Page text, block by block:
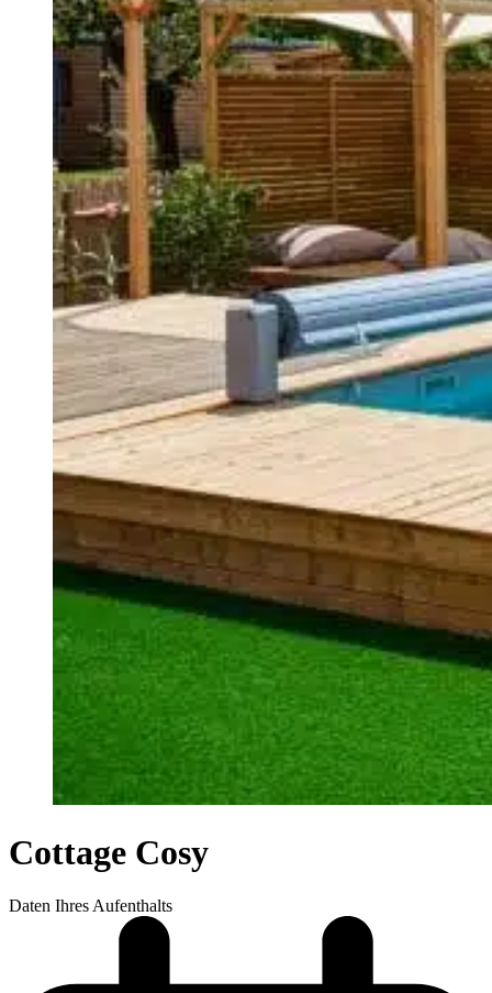
Cottage Cosy
Daten Ihres Aufenthalts